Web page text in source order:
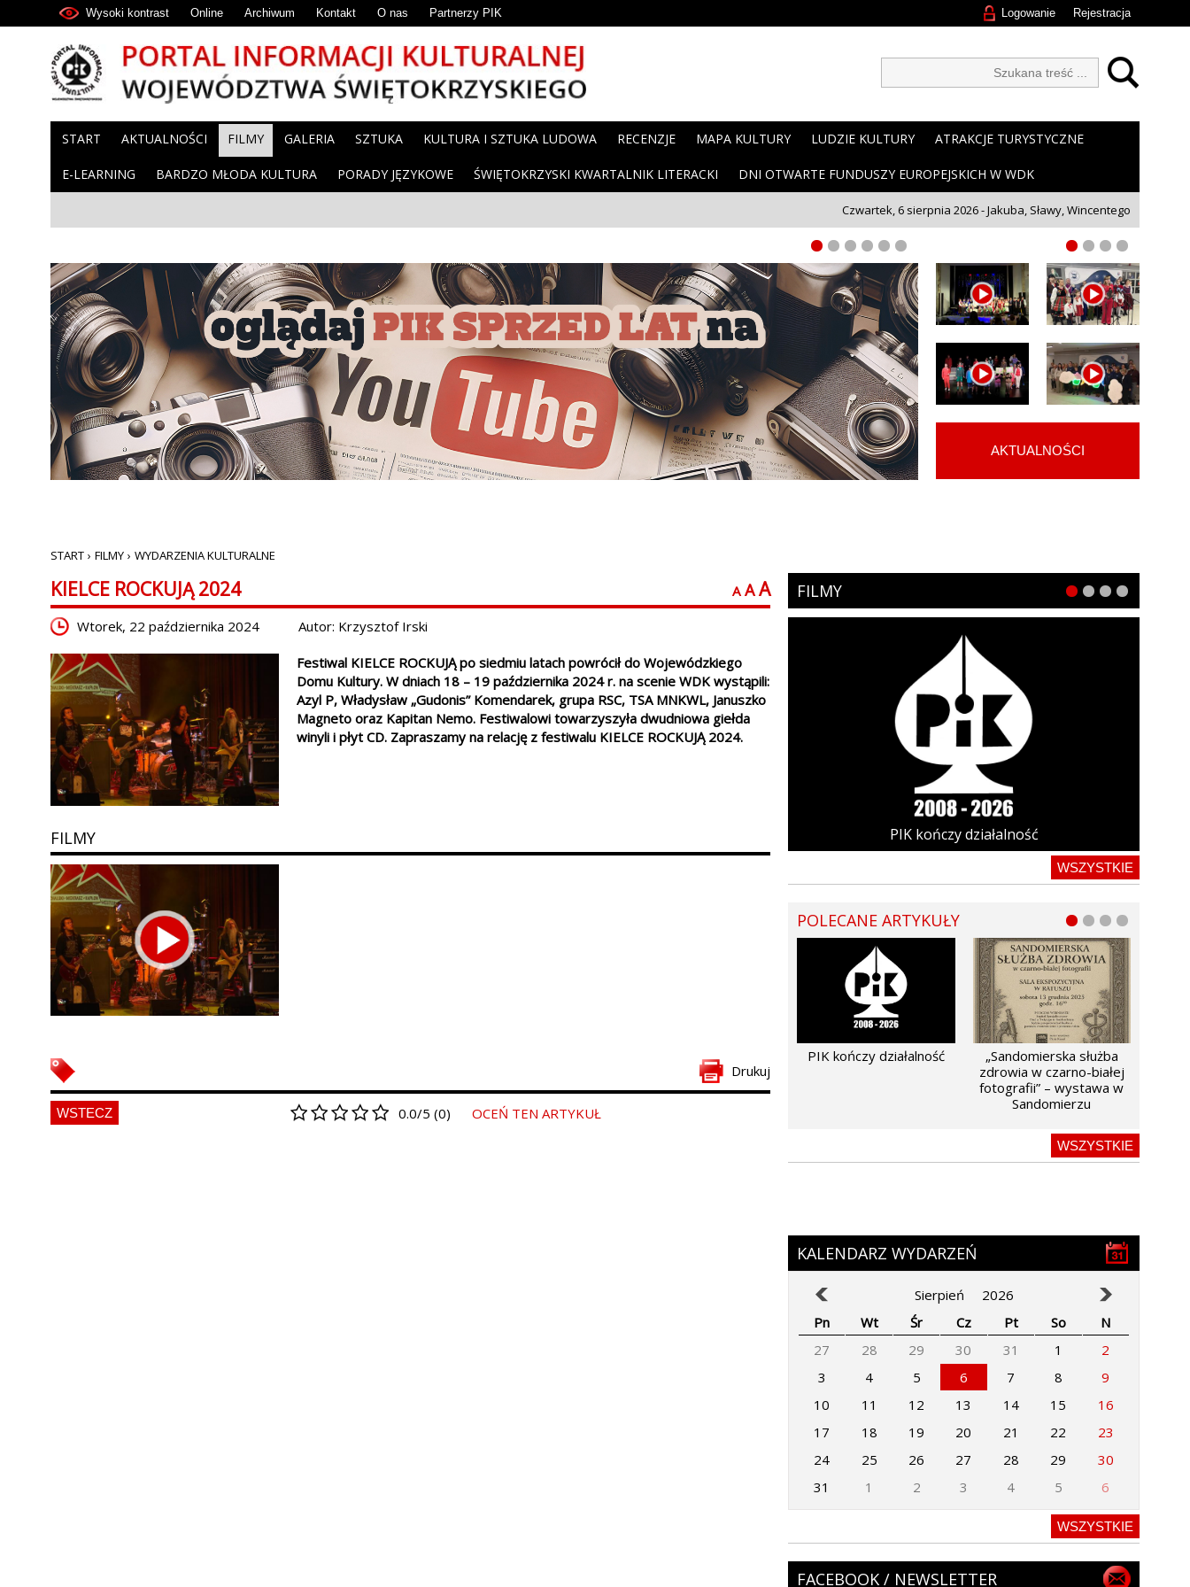
Rejestracja
Logowanie
Wysoki kontrast Online Archiwum Kontakt O nas Partnerzy PIK
START AKTUALNOŚCI FILMY GALERIA SZTUKA KULTURA I SZTUKA LUDOWA RECENZJE MAPA KULTURY LUDZIE KULTURY ATRAKCJE TURYSTYCZNE
E-LEARNING BARDZO MŁODA KULTURA PORADY JĘZYKOWE ŚWIĘTOKRZYSKI KWARTALNIK LITERACKI DNI OTWARTE FUNDUSZY EUROPEJSKICH W WDK
Czwartek, 6 sierpnia 2026 - Jakuba, Sławy, Wincentego
AKTUALNOŚCI
START › FILMY › WYDARZENIA KULTURALNE
KIELCE ROCKUJĄ 2024 A A A
Wtorek, 22 października 2024 Autor: Krzysztof Irski
Festiwal KIELCE ROCKUJĄ po siedmiu latach powrócił do Wojewódzkiego
Domu Kultury. W dniach 18 – 19 października 2024 r. na scenie WDK wystąpili:
Azyl P, Władysław „Gudonis” Komendarek, grupa RSC, TSA MNKWL, Januszko
Magneto oraz Kapitan Nemo. Festiwalowi towarzyszyła dwudniowa giełda
winyli i płyt CD. Zapraszamy na relację z festiwalu KIELCE ROCKUJĄ 2024.
FILMY
Drukuj
WSTECZ 0.0/5 (0) OCEŃ TEN ARTYKUŁ
FILMY
PIK kończy działalność
WSZYSTKIE
POLECANE ARTYKUŁY
PIK kończy działalność
„Sandomierska służba
zdrowia w czarno-białej
fotografii” – wystawa w
Sandomierzu
WSZYSTKIE
KALENDARZ WYDARZEŃ
Sierpień
2026
Pn
Wt Śr Cz Pt So
N
27
28 29 30 31 1
2
3
4 5 6 7 8
9
10
11 12 13 14 15
16
17
18 19 20 21 22
23
24
25 26 27 28 29
30
31
1 2 3 4 5 6
WSZYSTKIE
FACEBOOK / NEWSLETTER